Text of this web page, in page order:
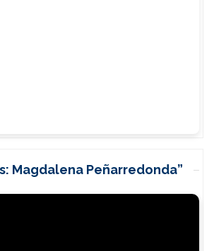
Magdalena Peñarredonda”